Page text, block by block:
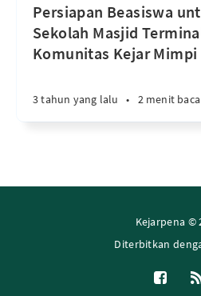
Persiapan Beasiswa
Sekolah Masjid
Komunitas Kejar
3 tahun yang lalu • 2 menit baca
Kejarpena ©
Diterbitkan